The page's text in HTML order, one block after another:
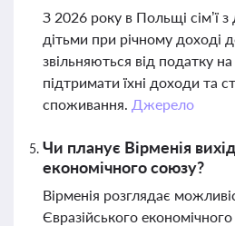
З 2026 року в Польщі сім’ї з
дітьми при річному доході
звільняються від податку
підтримати їхні доходи та
споживання. Джерело
Чи планує Вірменія
економічного союзу?
Вірменія розглядає
Євразійського економічного